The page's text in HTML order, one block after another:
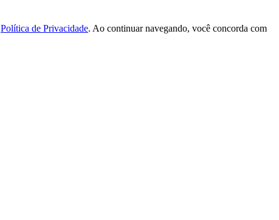
Política de Privacidade. Ao continuar navegando, você concorda com